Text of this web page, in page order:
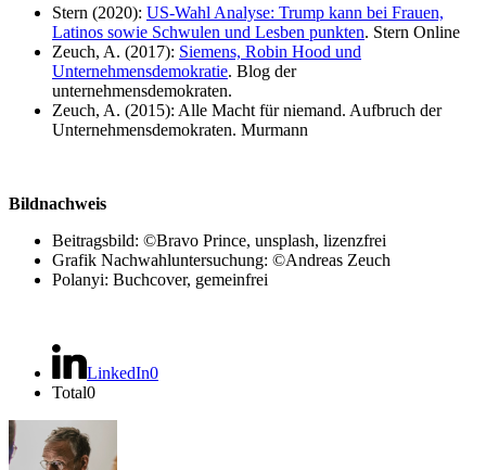
Stern (2020): US-Wahl Analyse: Trump kann bei Frauen,
Latinos sowie Schwulen und Lesben punkten. Stern Online
Zeuch, A. (2017): Siemens, Robin Hood und
Unternehmensdemokratie. Blog der
unternehmensdemokraten.
Zeuch, A. (2015): Alle Macht für niemand. Aufbruch der
Unternehmensdemokraten. Murmann
Bildnachweis
Beitragsbild: ©Bravo Prince, unsplash, lizenzfrei
Grafik Nachwahluntersuchung: ©Andreas Zeuch
Polanyi: Buchcover, gemeinfrei
LinkedIn0
Total0